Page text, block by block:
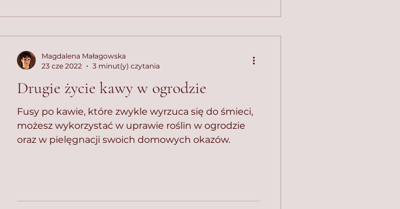
Drugie życie kawy w ogrodzie
Fusy po kawie, które zwykle wyrzuca się do śmieci,
możesz wykorzystać w uprawie roślin w ogrodzie
oraz w pielęgnacji swoich domowych okazów.
Magdalena Małagowska
23 cze 2022
3 minut(y) czytania